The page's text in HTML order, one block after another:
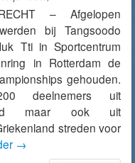
– Afgelopen
bij Tangsoodo
Tti in Sportcentrum
in Rotterdam de
gehouden.
deelnemers uit
maar ook uit
streden voor
→